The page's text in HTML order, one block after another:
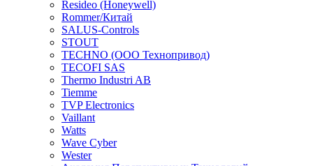
Resideo (Honeywell)
Rommer/Китай
SALUS-Controls
STOUT
TECHNO (ООО Технопривод)
TECOFI SAS
Thermo Industri AB
Tiemme
TVP Electronics
Vaillant
Watts
Wave Cyber
Wester